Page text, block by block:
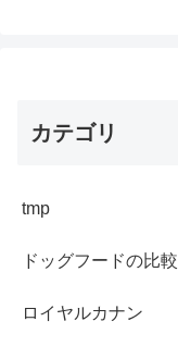
カテゴリ
tmp
ドッグフードの比較
ロイヤルカナン